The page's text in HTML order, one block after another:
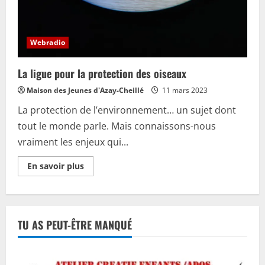
Webradio
La ligue pour la protection des oiseaux
Maison des Jeunes d'Azay-Cheillé 11 mars 2023
La protection de l’environnement… un sujet dont
tout le monde parle. Mais connaissons-nous
vraiment les enjeux qui...
En savoir plusEn
savoir
la
protection
des
TU AS PEUT-ÊTRE MANQUÉ